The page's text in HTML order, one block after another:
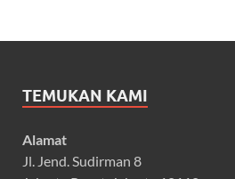
TEMUKAN KAMI
Alamat
Jl. Jend. Sudirman 8